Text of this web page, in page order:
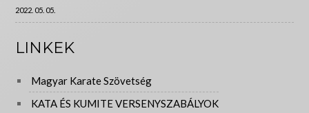
2022. 05. 05.
LINKEK
Magyar Karate Szövetség
KATA ÉS KUMITE VERSENYSZABÁLYOK